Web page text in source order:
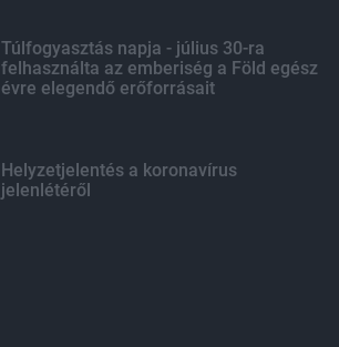
Túlfogyasztás napja - július 30-ra
felhasználta az emberiség a Föld egész
évre elegendő erőforrásait
Helyzetjelentés a koronavírus
jelenlétéről